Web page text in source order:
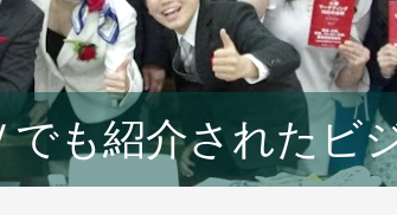
も紹介されたビ